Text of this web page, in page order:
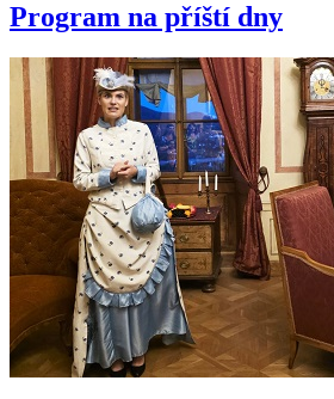
Program na příští dny